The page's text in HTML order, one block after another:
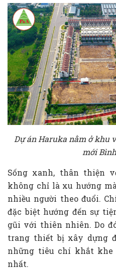
Dự án Haruka nằm ở khu
mới
Sống xanh, thân thiện
không chỉ là xu hướng
nhiều người theo đuổi.
đặc biệt hướng đến sự
gũi với thiên nhiên. Do
trang thiết bị xây dựng
những tiêu chí khắt khe
nhất.